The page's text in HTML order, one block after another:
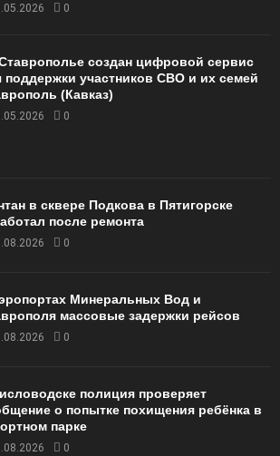
0
создан цифровой сервис
поддержки участников СВО и их семей
(Кавказ)
0
в сквере Подкова в Пятигорске
после ремонта
0
Минеральных Вод и
массовые задержки рейсов
0
полиция проверяет
о попытке похищения ребёнка в
парке
0